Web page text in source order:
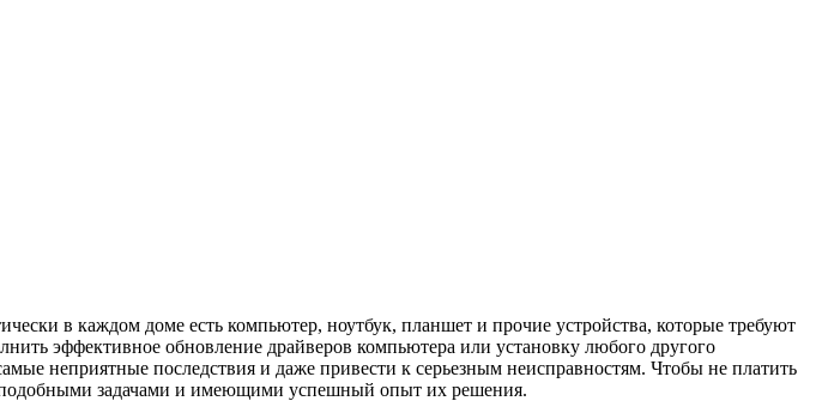
в каждом доме есть компьютер, ноутбук, планшет и прочие устройства, которые требуют
эффективное обновление драйверов компьютера или установку любого другого
неприятные последствия и даже привести к серьезным неисправностям. Чтобы не платить
подобными задачами и имеющими успешный опыт их решения.